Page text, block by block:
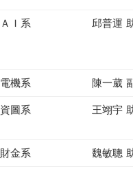
ＡＩ系 邱普運
電機系 陳一葳
資圖系 王翊宇
財金系 魏敏聰